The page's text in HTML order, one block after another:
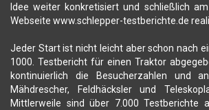
Idee weiter konkretisiert und schließlich
Webseite www.schlepper-testberichte.de
Jeder Start ist nicht leicht aber schon nach
1000. Testbericht für einen Traktor
kontinuierlich die Besucherzahlen und
Mähdrescher, Feldhäcksler und
Mittlerweile sind über 7.000 Testberichte